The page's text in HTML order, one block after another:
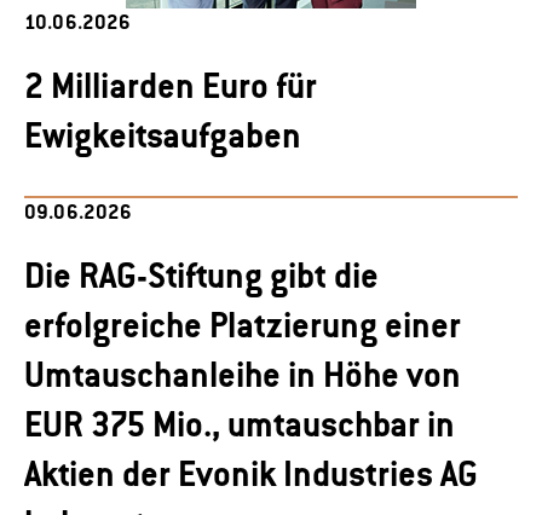
10.06.2026
2 Milliarden Euro für
Ewigkeitsaufgaben
09.06.2026
Die RAG-Stiftung gibt die
erfolgreiche Platzierung einer
Umtauschanleihe in Höhe von
EUR 375 Mio., umtauschbar in
Aktien der Evonik Industries AG